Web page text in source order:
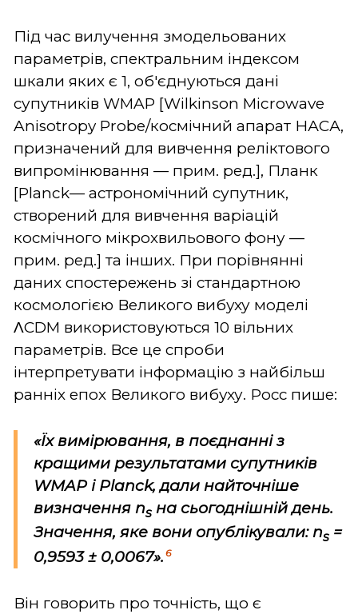
Під час вилучення змодельованих
параметрів, спектральним індексом
шкали яких є 1, об'єднуються дані
супутників WMAP [Wilkinson Microwave
Anisotropy Probe/космічний апарат НАСА,
призначений для вивчення реліктового
випромінювання — прим. ред.], Планк
[Planck— астрономічний супутник,
створений для вивчення варіацій
космічного мікрохвильового фону —
прим. ред.] та інших. При порівнянні
даних спостережень зі стандартною
космологією Великого вибуху моделі
ΛCDM використовуються 10 вільних
параметрів. Все це спроби
інтерпретувати інформацію з найбільш
ранніх епох Великого вибуху. Росс пише:
«Їх вимірювання, в поєднанні з
кращими результатами супутників
WMAP і Planck, дали найточніше
визначення ns на сьогоднішній день.
Значення, яке вони опублікували: ns =
0,9593 ± 0,0067». 6
Він говорить про точність, що є